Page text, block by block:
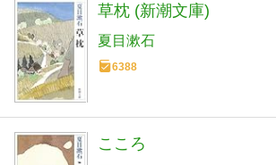
草枕 (新潮文庫)
夏目漱石
6388
こころ